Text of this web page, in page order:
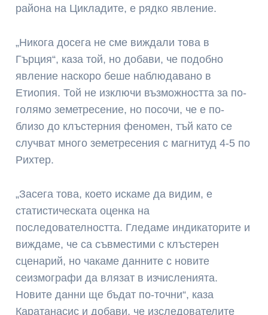
района на Цикладите, е рядко явление.
„Никога досега не сме виждали това в
Гърция“, каза той, но добави, че подобно
явление наскоро беше наблюдавано в
Етиопия. Той не изключи възможността за по-
голямо земетресение, но посочи, че е по-
близо до клъстерния феномен, тъй като се
случват много земетресения с магнитуд 4-5 по
Рихтер.
„Засега това, което искаме да видим, е
статистическата оценка на
последователността. Гледаме индикаторите и
виждаме, че са съвместими с клъстерен
сценарий, но чакаме данните с новите
сеизмографи да влязат в изчисленията.
Новите данни ще бъдат по-точни“, каза
Каратанасис и добави, че изследователите